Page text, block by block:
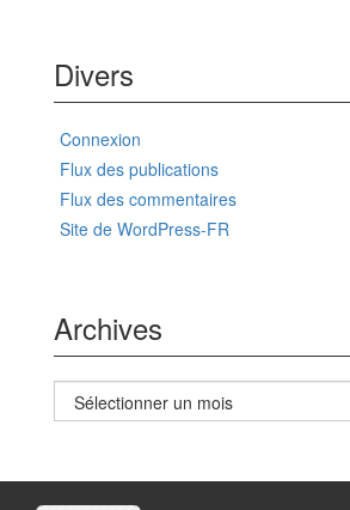
Divers
Connexion
Flux des publications
Flux des commentaires
Site de WordPress-FR
Archives
Archives